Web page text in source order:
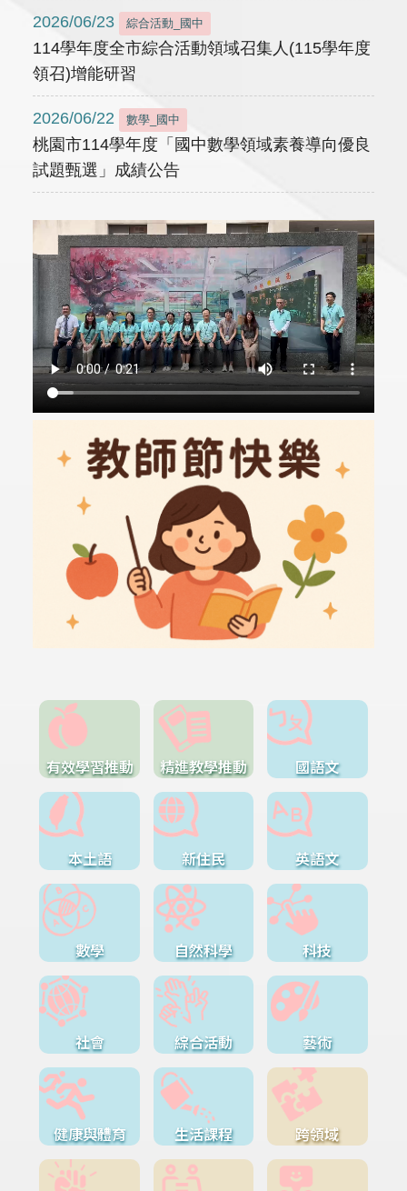
2026/06/23 綜合活動_國中
114學年度全市綜合活動領域召集人(115學年度
領召)增能研習
2026/06/22 數學_國中
桃園市114學年度「國中數學領域素養導向優良
試題甄選」成績公告
有效學習推動 精進教學推動 國語文
本土語 新住民 英語文
數學 自然科學 科技
社會 綜合活動 藝術
健康與體育 生活課程 跨領域